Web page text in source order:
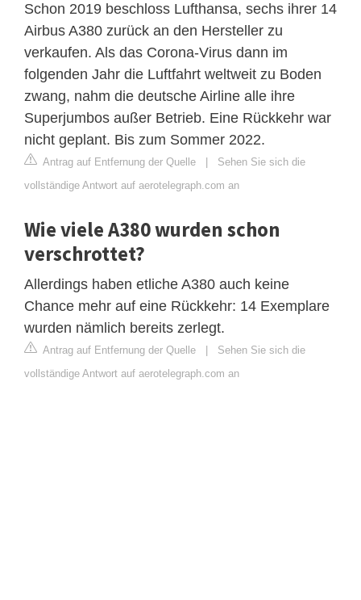
Schon 2019 beschloss Lufthansa, sechs ihrer 14
Airbus A380 zurück an den Hersteller zu
verkaufen. Als das Corona-Virus dann im
folgenden Jahr die Luftfahrt weltweit zu Boden
zwang, nahm die deutsche Airline alle ihre
Superjumbos außer Betrieb. Eine Rückkehr war
nicht geplant. Bis zum Sommer 2022.
Antrag auf Entfernung der Quelle
Sehen Sie sich die
vollständige Antwort auf aerotelegraph.com an
Wie viele A380 wurden schon
verschrottet?
Allerdings haben etliche A380 auch keine
Chance mehr auf eine Rückkehr: 14 Exemplare
wurden nämlich bereits zerlegt.
Antrag auf Entfernung der Quelle
Sehen Sie sich die
vollständige Antwort auf aerotelegraph.com an